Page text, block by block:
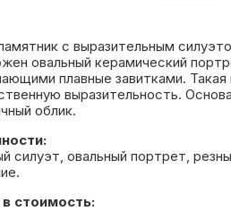
с выразительным
овальный керамический
плавные завитками.
выразительность.
облик.
силуэт, овальный портрет,
стоимость: